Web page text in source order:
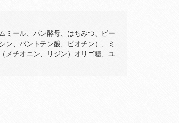
ミール、パン酵母、はちみつ、ビー
ン、パントテン酸、ビオチン）、ミ
メチオニン、リジン）オリゴ糖、ユ